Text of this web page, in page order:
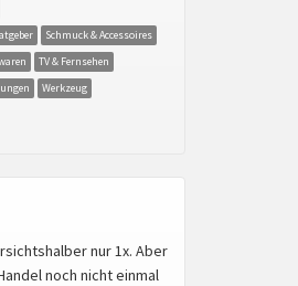
Schmuck & Accessoires
TV & Fernsehen
Werkzeug
nur 1x. Aber
noch nicht einmal